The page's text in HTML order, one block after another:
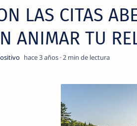
LAS CITAS
ANIMAR TU
hace 3 años 2